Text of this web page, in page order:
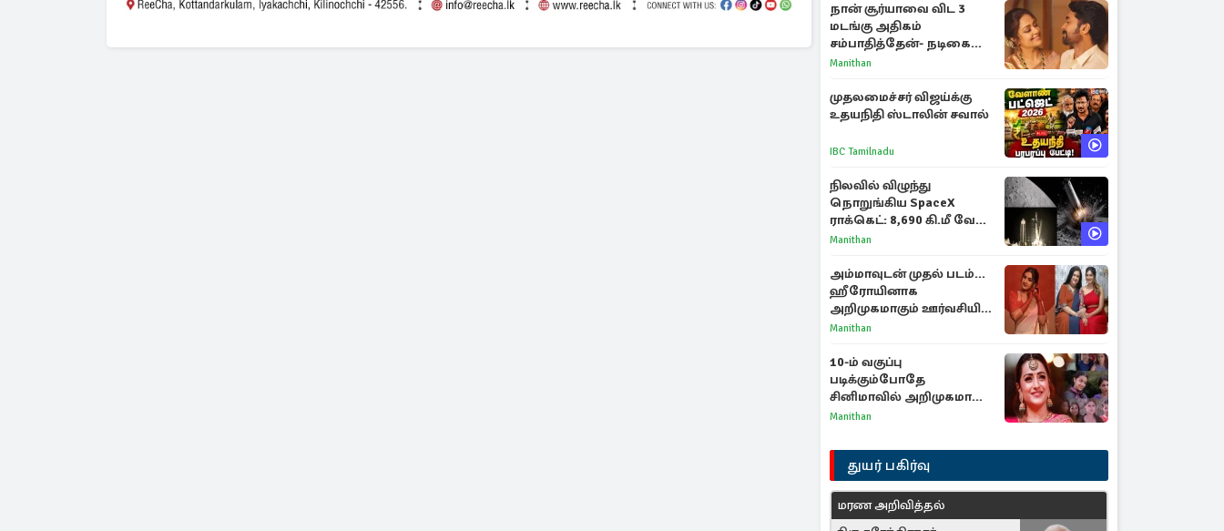
நான் சூர்யாவை விட 3
மடங்கு அதிகம்
சம்பாதித்தேன்- நடிகை
ஜோதிகா
Manithan
முதலமைச்சர் விஜய்க்கு
உதயநிதி ஸ்டாலின் சவால்
IBC Tamilnadu
நிலவில் விழுந்து
நொறுங்கிய SpaceX
ராக்கெட்: 8,690 கி.மீ வேக
மோதலால் உருவான புதிய
Manithan
அம்மாவுடன் முதல் படம்...
ஹீரோயினாக
அறிமுகமாகும் ஊர்வசியின்
மகள் தேஜலட்சுமி!
Manithan
10-ம் வகுப்பு
படிக்கும்போதே
சினிமாவில் அறிமுகமான
த்ரிஷா! உண்மையை
காந்தி
Manithan
துயர் பகிர்வு
மரண அறிவித்தல்